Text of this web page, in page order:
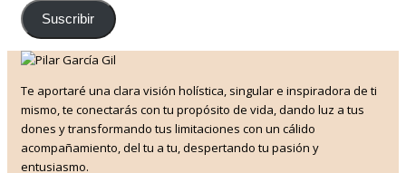
electrónico
Suscribir
Te aportaré una clara visión holística, singular e inspiradora de ti
mismo, te conectarás con tu propósito de vida, dando luz a tus
dones y transformando tus limitaciones con un cálido
acompañamiento, del tu a tu, despertando tu pasión y
entusiasmo.